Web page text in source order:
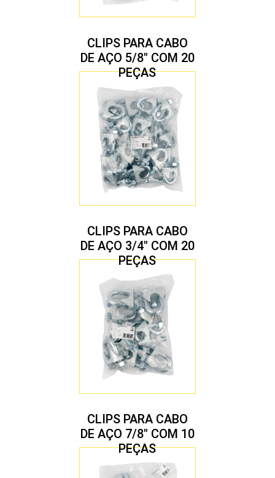
CLIPS PARA CABO
DE AÇO 5/8″ COM 20
PEÇAS
CLIPS PARA CABO
DE AÇO 3/4″ COM 20
PEÇAS
CLIPS PARA CABO
DE AÇO 7/8″ COM 10
PEÇAS